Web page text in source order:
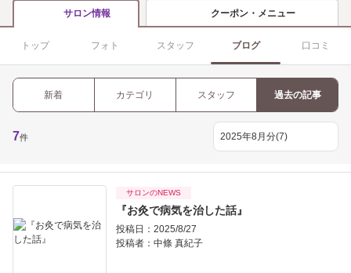
サロン情報 クーポン・メニュー
トップ フォト スタッフ ブログ 口コミ
新着 カテゴリ スタッフ 過去の記事
7件
サロンのNEWS
『お灸で病気を治した話』
投稿日：2025/8/27
投稿者： 中條 真紀子